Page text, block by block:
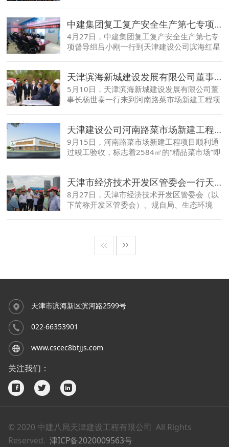
目经理”和“优秀安全项目经理”。
中建集团复工复产安全生产第七专项督导组吕小刚一行到天津建设公司滨海红星国际广场项目检查指导
4月27日，中建集团复工复产安全生产第七专
项督导组吕小刚一行到天津建设公司滨海红星
况。
天津滨海新城建设发展有限公司董事长杨世泰一行到天津建设公司河南路菜市场项目检查指导
5月10日，天津滨海新城建设发展有限公司董
事长杨世泰一行来到河南路菜市场新建工程项
天津建设公司河南路菜市场新建工程项目顺利通过竣工验收
9月15日，河南路菜市场新建工程项目顺利通
过竣工验收，标志着2584㎡的“精品菜市场”即
设计单位、总包单位及各专业分包到场参加。
天津市经济技术开发区管委会一行天津建设公司河南路菜市场新建工程项目调研指导工作
8月27日，天津市经济技术开发区管委会（以
下简称开发区管委会）、规自局、生态环境
津建设公司河南路菜市场新建工程项目现场考
察施工现场进度、生产各项工作的落实情况。
天津市滨海新区滨河路2599号
022-66353901
www.cscec8btjjs.com
关注我们：
© 2020 中建八局天津建设工程有限公司 All Rights
Reserved. 津ICP备2020009563号